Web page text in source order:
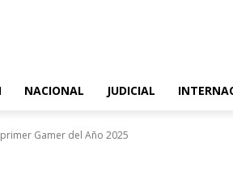
NACIONAL JUDICIAL
Gamer del Año 2025